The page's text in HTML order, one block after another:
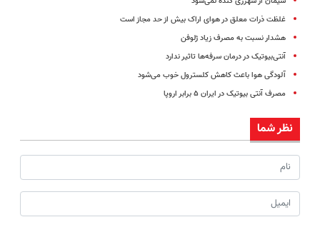
غلظت ذرات معلق در هوای اراک بیش از حد مجاز است
هشدار نسبت به مصرف زیاد ژلوفن
آنتی‌بیوتیک در درمان سرفه‌ها تاثیر ندارد
آلودگی هوا باعث کاهش کلسترول خوب می‌شود
مصرف آنتی بیوتیک در ایران ۵ برابر اروپا
نظر شما